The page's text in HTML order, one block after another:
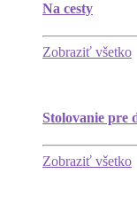
Na cesty
Zobraziť všetko
Stolovanie pre
Zobraziť všetko